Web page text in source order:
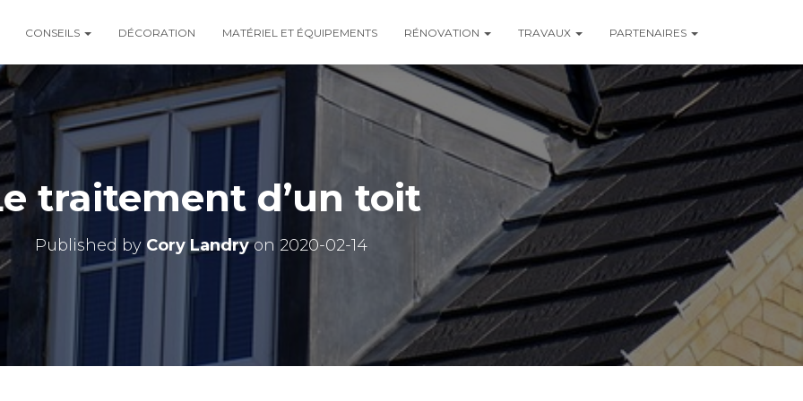
CONSEILS DÉCORATION MATÉRIEL ET ÉQUIPEMENTS RÉNOVATION TRAVAUX PARTENAIRES
traitement d’un toit
Published by Cory Landryon 2020-02-14